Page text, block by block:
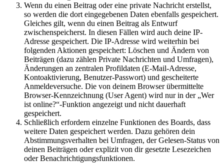
Wenn du einen Beitrag oder eine private Nachricht erstellst,
so werden die dort eingegebenen Daten ebenfalls gespeichert.
Gleiches gilt, wenn du einen Beitrag als Entwurf
zwischenspeicherst. In diesen Fällen wird auch deine IP-
Adresse gespeichert. Die IP-Adresse wird weiterhin bei
folgenden Aktionen gespeichert: Löschen und Ändern von
Beiträgen (dazu zählen Private Nachrichten und Umfragen),
Änderungen an zentralen Profildaten (E-Mail-Adresse,
Kontoaktivierung, Benutzer-Passwort) und gescheiterte
Anmeldeversuche. Die von deinem Browser übermittelte
Browser-Kennzeichnung (User Agent) wird nur in der „Wer
ist online?“-Funktion angezeigt und nicht dauerhaft
gespeichert.
Schließlich erfordern einzelne Funktionen des Boards, dass
weitere Daten gespeichert werden. Dazu gehören dein
Abstimmungsverhalten bei Umfragen, der Gelesen-Status von
deinen Beiträgen oder explizit von dir gesetzte Lesezeichen
oder Benachrichtigungsfunktionen.